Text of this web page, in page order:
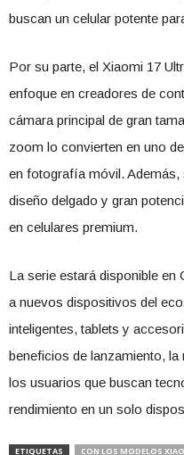
buscan un celular potente
Por su parte, el Xiaomi 17
enfoque en creadores de
cámara principal de gran
zoom lo convierten en uno
en fotografía móvil. Además,
diseño delgado y gran
en celulares premium.
La serie estará disponible en
a nuevos dispositivos del
inteligentes, tablets y
beneficios de lanzamiento,
los usuarios que buscan
rendimiento en un solo
ETIQUETAS CON LOS MODELOS